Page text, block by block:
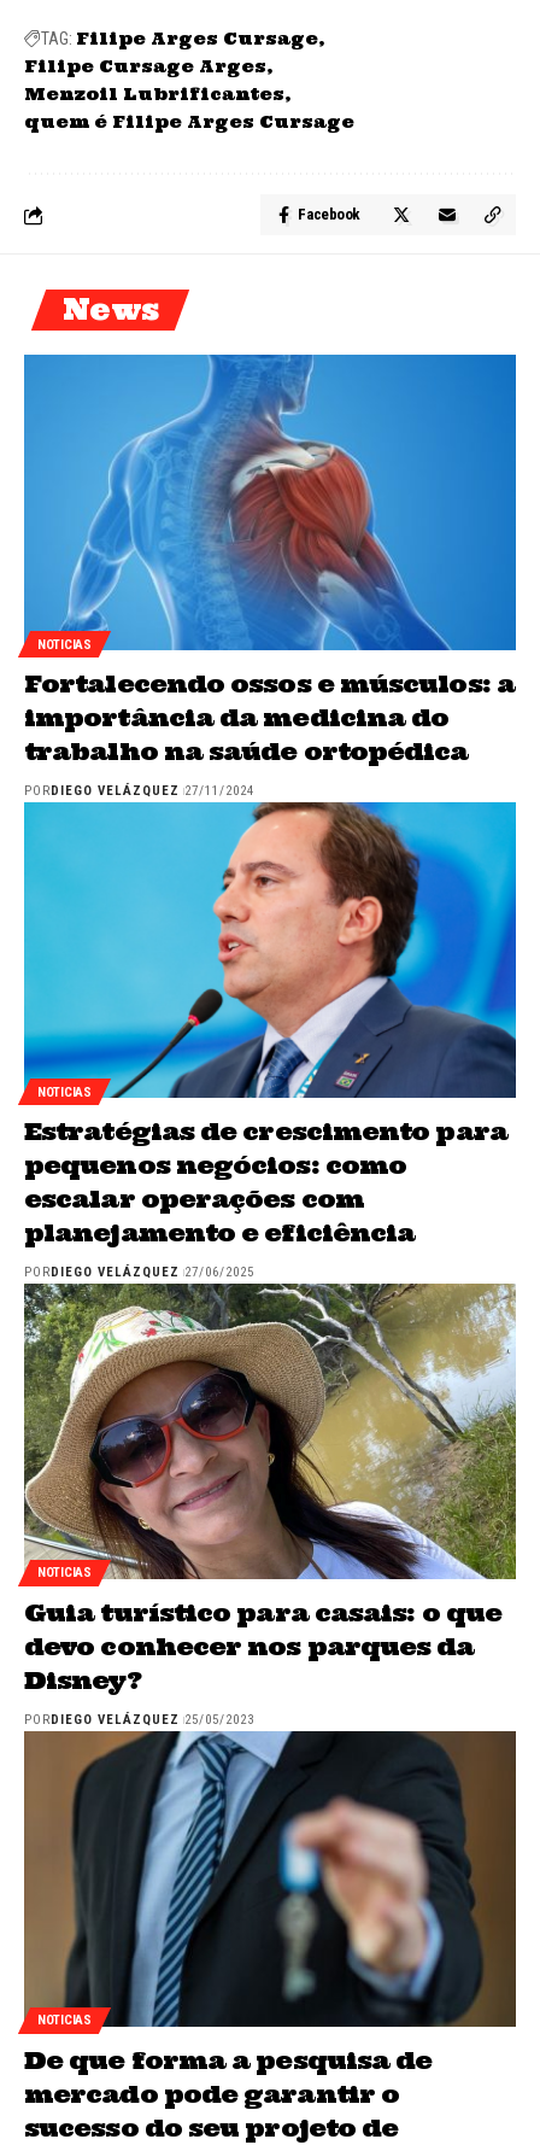
TAG: Filipe Arges Cursage
Filipe Cursage Arges
Menzoil Lubrificantes
quem é Filipe Arges Cursage
Facebook
News
NOTICIAS
Fortalecendo ossos e músculos: a
importância da medicina do
trabalho na saúde ortopédica
POR DIEGO VELÁZQUEZ 27/11/2024
NOTICIAS
Estratégias de crescimento para
pequenos negócios: como
escalar operações com
planejamento e eficiência
POR DIEGO VELÁZQUEZ 27/06/2025
NOTICIAS
Guia turístico para casais: o que
devo conhecer nos parques da
Disney?
PORDIEGO VELÁZQUEZ 25/05/2023
NOTICIAS
De que forma a pesquisa de
mercado pode garantir o
sucesso do seu projeto de